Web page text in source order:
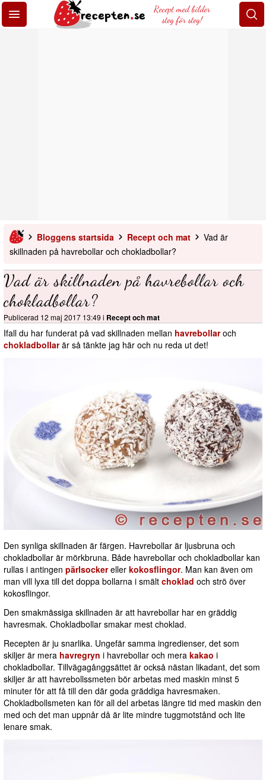
Recept med bilder
steg för steg!
Bloggens startsida Recept och mat
Vad är
skillnaden på havrebollar och chokladbollar?
Vad är skillnaden på havrebollar och
chokladbollar?
Publicerad 12 maj 2017 13:49 i Recept och mat
Ifall du har funderat på vad skillnaden mellan havrebollaroch
chokladbollarär så tänkte jag här och nu reda ut det!
Den synliga skillnaden är färgen. Havrebollar är ljusbruna och
chokladbollar är mörkbruna. Både havrebollar och chokladbollar kan
rullas i antingen pärlsockereller kokosflingor. Man kan även om
man vill lyxa till det doppa bollarna i smält choklad och strö över
kokosflingor.
Den smakmässiga skillnaden är att havrebollar har en gräddig
havresmak. Chokladbollar smakar mest choklad.
Recepten är ju snarlika. Ungefär samma ingredienser, det som
skiljer är mera havregryn i havrebollar och mera kakao i
chokladbollar. Tillvägagånggsättet är också nästan likadant, det som
skiljer är att havrebollssmeten bör arbetas med maskin minst 5
minuter för att få till den där goda gräddiga havresmaken.
Chokladbollsmeten kan för all del arbetas längre tid med maskin den
med och det man uppnår då är lite mindre tuggmotstånd och lite
lenare smak.